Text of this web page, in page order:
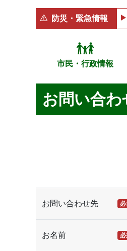
防災・緊急情報
市民・行政情報
お問い合わ
お問い合わせ先
お名前